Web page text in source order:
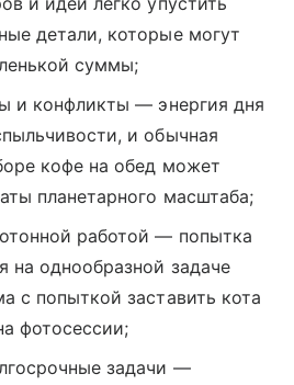
детали, которые могут
суммы;
и конфликты — энергия дня
и обычная
кофе на обед может
планетарного масштаба;
работой — попытка
на однообразной задаче
с попыткой заставить кота
фотосессии;
задачи —